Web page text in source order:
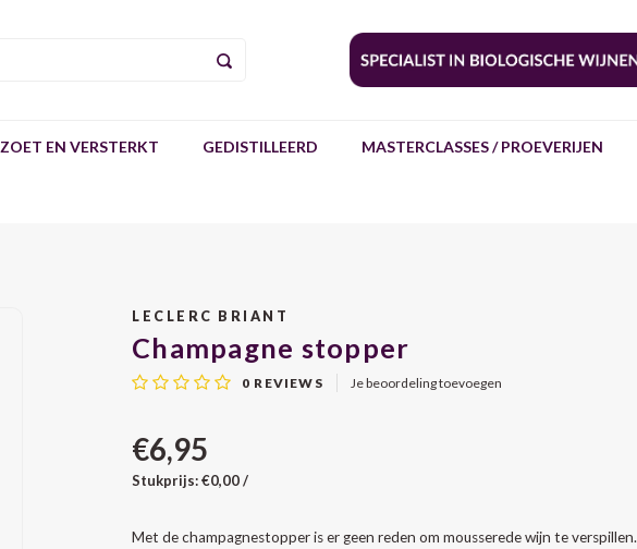
ZOET EN VERSTERKT GEDISTILLEERD MASTERCLASSES / PROEVERIJEN
LECLERC BRIANT
Champagne stopper
0 REVIEWS Je beoordeling toevoegen
€6,95
Stukprijs: €0,00 /
Met de champagnestopper is er geen reden om mousserede wijn te